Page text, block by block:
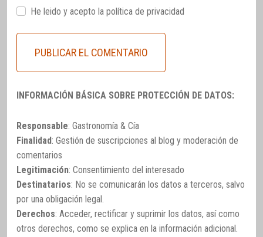
He leido y acepto la política de privacidad
INFORMACIÓN BÁSICA SOBRE PROTECCIÓN DE DATOS:
Responsable: Gastronomía & Cía
Finalidad: Gestión de suscripciones al blog y moderación de
comentarios
Legitimación: Consentimiento del interesado
Destinatarios: No se comunicarán los datos a terceros, salvo
por una obligación legal.
Derechos: Acceder, rectificar y suprimir los datos, así como
otros derechos, como se explica en la información adicional.